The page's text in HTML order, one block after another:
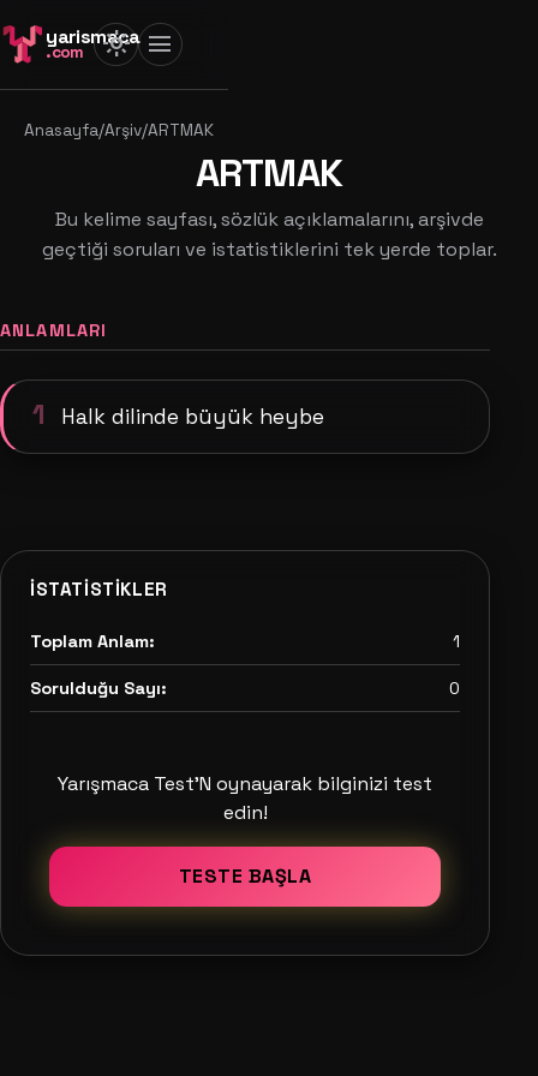
yarismaca
.com light_mode menu
Anasayfa/Arşiv/ARTMAK
ARTMAK
Bu kelime sayfası, sözlük açıklamalarını, arşivde
geçtiği soruları ve istatistiklerini tek yerde toplar.
ANLAMLARI
1 Halk dilinde büyük heybe
İSTATISTIKLER
Toplam Anlam: 1
Sorulduğu Sayı: 0
Yarışmaca Test'N oynayarak bilginizi test
edin!
TESTE BAŞLA